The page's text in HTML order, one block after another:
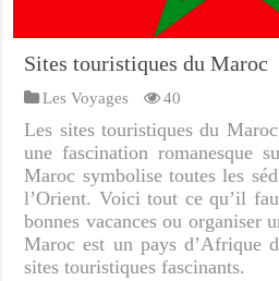
Sites touristiques du Maroc
Les Voyages 40
Les sites touristiques du
une fascination romanesque
Maroc symbolise toutes les
l’Orient. Voici tout ce qu’il
bonnes vacances ou organiser
Maroc est un pays d’Afrique
sites touristiques fascinants.